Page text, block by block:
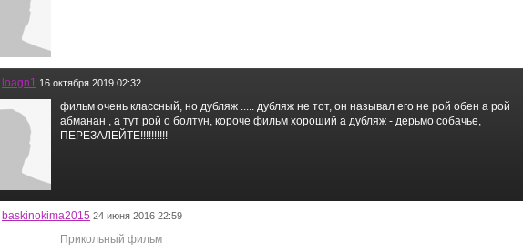
loagn1 16 октября 2019 02:32
фильм очень классный, но дубляж ..... дубляж не тот, он называл его не рой обен а рой
абманан , а тут рой о болтун, короче фильм хороший а дубляж - дерьмо собачье,
ПЕРЕЗАЛЕЙТЕ!!!!!!!!!!
baskinokima2015 24 июня 2016 22:59
Прикольный фильм